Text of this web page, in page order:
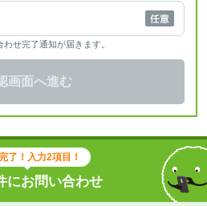
せ完了通知が届きます。
画面へ進む
了！入力2項目！
にお問い合わせ